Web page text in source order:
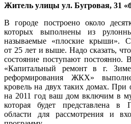
Житель улицы ул. Бугровая, 31
В городе построено около
которых выполнены из
называемые «плоские крыши».
от 25 лет и выше. Надо сказать,
состояние поступают постоянно.
«Капитальный ремонт в г.
реформирования ЖКХ»
кровель на двух таких домах.
на 2011 год ваш дом включим в
которая будет представлена в
области для рассмотрения и